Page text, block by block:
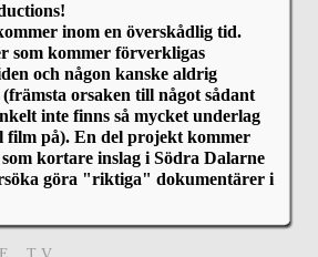
inom en överskådlig tid.
som kommer förverkligas
och någon kanske aldrig
orsaken till något sådant
inte finns så mycket underlag
film på). En del projekt kommer
kortare inslag i Södra Dalarne
göra "riktiga" dokumentärer i